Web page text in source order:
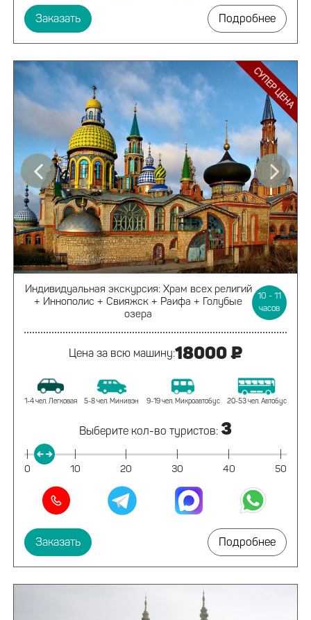
Заказать Подробнее
СУПЕР ЦЕНА
Индивидуальная экскурсия: Храм всех религий
+ Иннополис + Свияжск + Раифа + Голубые
озера
10 - 11
часов
Цена за всю машину:18000 ₽
1-4 чел. Легковая 5-8 чел. Минивэн 9-19 чел. Микроавтобус 20-53 чел. Автобус
Выберите кол-во туристов: 3
|
0
|
10
|
20
|
30
|
40
|
50
Заказать Подробнее